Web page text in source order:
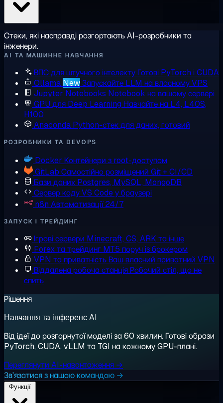
Стеки, які насправді розгортають AI-розробники та
інженери.
AI ТА МАШИННЕ НАВЧАННЯ
ВПС для штучного інтелектуГотові PyTorch і CUDA
Ollama NewЗапускайте LLM на власному VPS
Jupyter Notebooks Notebook на вашому сервері
GPU для Deep Learning Навчайте на L4, L40S,
H100
Anaconda Python-стек для даних, готовий
РОЗРОБНИКИ ТА DEVOPS
Docker Контейнери з root-доступом
GitLab Самостійно розміщений Git + CI/CD
Бази даних Postgres, MySQL, MongoDB
Сервер кодуVS Code у браузері
n8n Автоматизації 24/7
ЗАПУСК І ТРЕЙДИНГ
Ігрові сервери Minecraft, CS, ARK та інше
Forex та трейдинг MT5 поруч із брокером
VPN та приватністьВаш власний приватний VPN
Віддалена робоча станціяРобочий стіл, що не
спить
Рішення
Навчання та інференс AI
Від ідеї до розгорнутої моделі за 60 хвилин. Готові образи
PyTorch, CUDA, vLLM та TGI на кожному GPU-плані.
Переглянути AI-навантаження →
Зв'язатися з нашою командою →